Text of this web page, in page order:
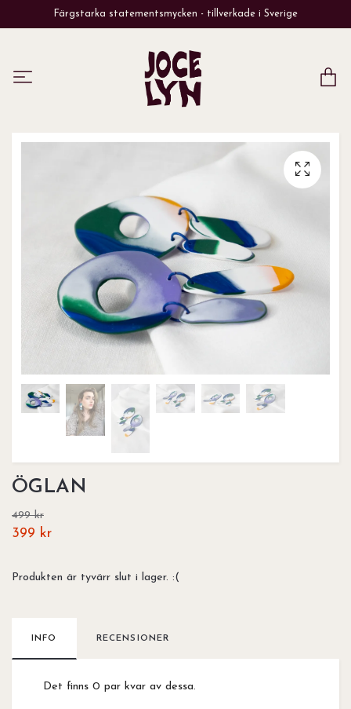
Färgstarka statementsmycken - tillverkade i Sverige
ÖGLAN
499 kr
399 kr
Produkten är tyvärr slut i lager. :(
INFO RECENSIONER
Det finns 0 par kvar av dessa.